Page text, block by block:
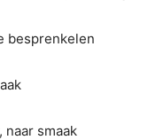
besprenkelen
naar smaak